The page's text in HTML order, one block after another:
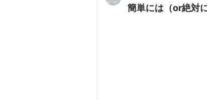
簡単には（or絶対